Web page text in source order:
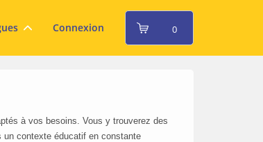
Connexion 0
à vos besoins. Vous y trouverez des
un contexte éducatif en constante